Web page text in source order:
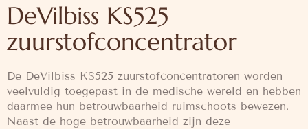
DeVilbiss KS525
zuurstofconcentrator
De DeVilbiss KS525 zuurstofconcentratoren worden
veelvuldig toegepast in de medische wereld en hebben
daarmee hun betrouwbaarheid ruimschoots bewezen.
Naast de hoge betrouwbaarheid zijn deze